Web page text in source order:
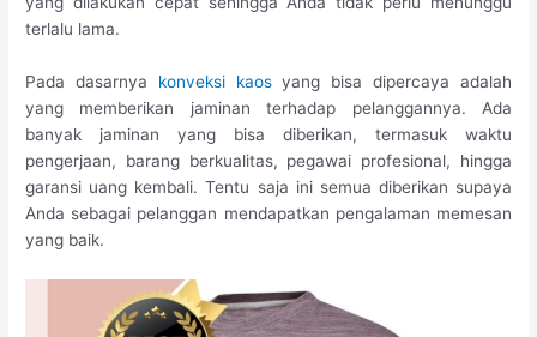
terlalu lama.
Pada dasarnya konveksi kaosyang bisa dipercaya adalah
yang memberikan jaminan terhadap pelanggannya. Ada
banyak jaminan yang bisa diberikan, termasuk waktu
pengerjaan, barang berkualitas, pegawai profesional, hingga
garansi uang kembali. Tentu saja ini semua diberikan supaya
Anda sebagai pelanggan mendapatkan pengalaman memesan
yang baik.